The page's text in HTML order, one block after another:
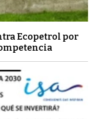
Ecopetrol por